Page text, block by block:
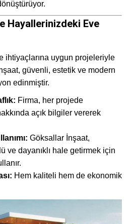
Hayallerinizdeki Eve
ihtiyaçlarına uygun projeleriyle
güvenli, estetik ve modern
edinmiştir.
Firma, her projede
açık bilgiler vererek
Göksallar İnşaat,
ve dayanıklı hale getirmek için
Hem kaliteli hem de ekonomik